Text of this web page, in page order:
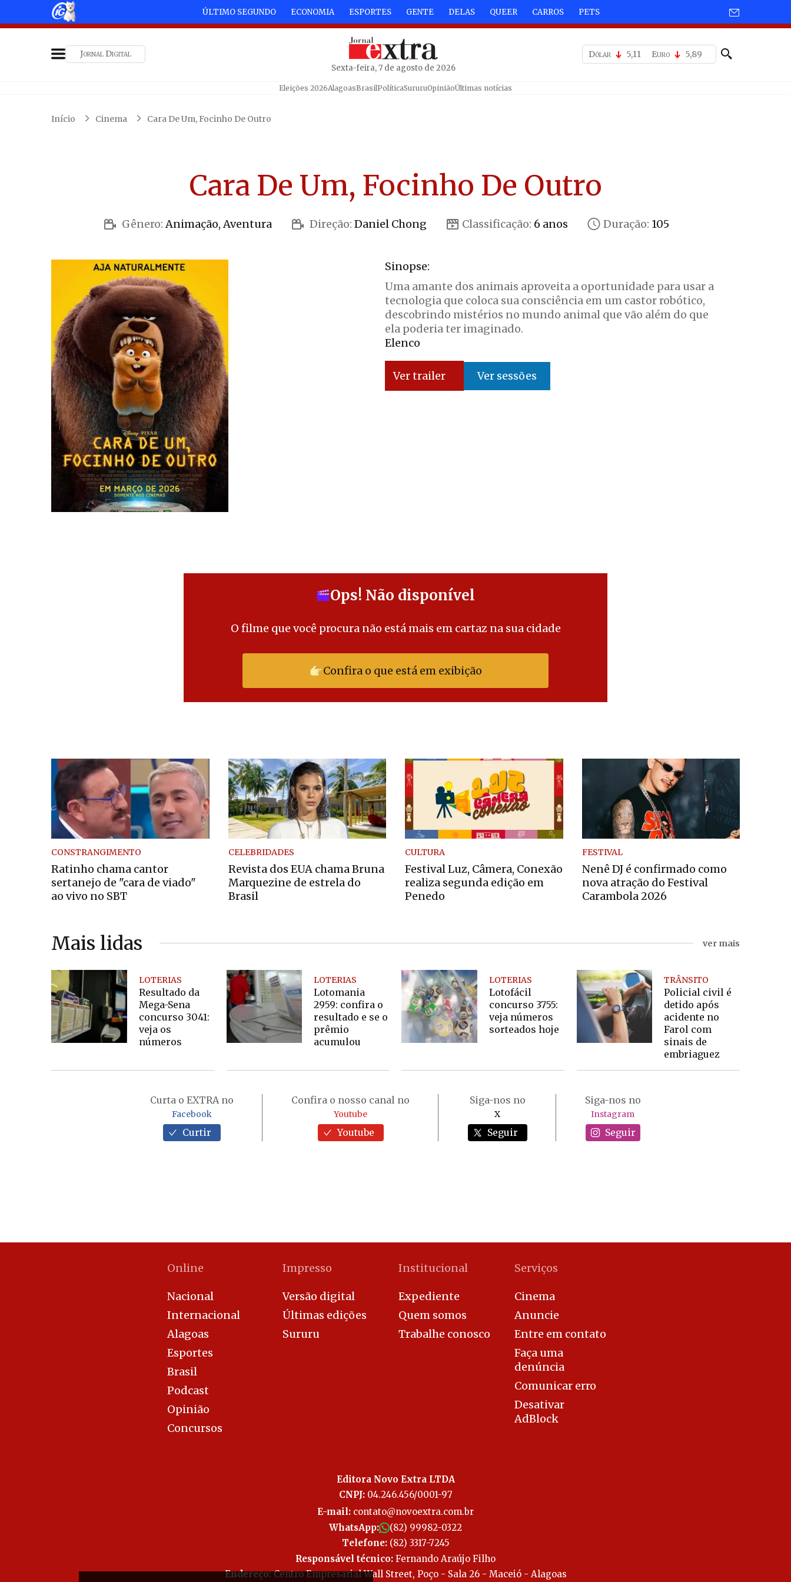
ÚLTIMO SEGUNDO ECONOMIA ESPORTES GENTE DELAS QUEER CARROS PETS
Jornal Digital
Sexta-feira, 7 de agosto de 2026
Dólar 5,11 Euro 5,89
Eleições 2026AlagoasBrasilPolíticaSururuOpiniãoÚltimas notícias
Início Cinema Cara De Um, Focinho De Outro
Cara De Um, Focinho De Outro
Gênero: Animação, Aventura Direção: Daniel Chong Classificação: 6 anos Duração: 105
Sinopse:
Uma amante dos animais aproveita a oportunidade para usar a
tecnologia que coloca sua consciência em um castor robótico,
descobrindo mistérios no mundo animal que vão além do que
ela poderia ter imaginado.
Elenco
Ver trailer Ver sessões
Ops! Não disponível
O filme que você procura não está mais em cartaz na sua cidade
Confira o que está em exibição
CONSTRANGIMENTO
Ratinho chama cantor
sertanejo de "cara de viado"
ao vivo no SBT
CELEBRIDADES
Revista dos EUA chama Bruna
Marquezine de estrela do
Brasil
CULTURA
Festival Luz, Câmera, Conexão
realiza segunda edição em
Penedo
FESTIVAL
Nenê DJ é confirmado como
nova atração do Festival
Carambola 2026
Mais lidas ver mais
LOTERIAS
Resultado da
Mega-Sena
concurso 3041:
veja os
números
LOTERIAS
Lotomania
2959: confira o
resultado e se o
prêmio
acumulou
LOTERIAS
Lotofácil
concurso 3755:
veja números
sorteados hoje
TRÂNSITO
Policial civil é
detido após
acidente no
Farol com
sinais de
embriaguez
Curta o EXTRA no
Facebook
Curtir
Confira o nosso canal no
Youtube
Youtube
Siga-nos no
X
Seguir
Siga-nos no
Instagram
Seguir
Online
Nacional
Internacional
Alagoas
Esportes
Brasil
Podcast
Opinião
Concursos
Impresso
Versão digital
Últimas edições
Sururu
Institucional
Expediente
Quem somos
Trabalhe conosco
Serviços
Cinema
Anuncie
Entre em contato
Faça uma
denúncia
Comunicar erro
Desativar
AdBlock
Editora Novo Extra LTDA
CNPJ:04.246.456/0001-97
E-mail: contato@novoextra.com.br
WhatsApp:
(82) 99982-0322
Telefone:(82) 3317-7245
Responsável técnico: Fernando Araújo Filho
Endereço:Centro Empresarial Wall Street, Poço - Sala 26 - Maceió - Alagoas